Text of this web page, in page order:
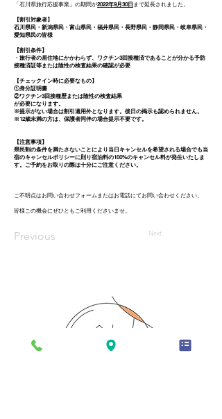
「石川県旅行応援事業」の期間が2022年9月30日 まで延長されました。
【割引対象者】
石川県民・新潟県民・富山県民・福井県民・長野県民・静岡県民・岐阜県民・
愛知県民の皆様
【割引条件】
・旅行者の居住地にかかわらず、ワクチン3回接種済であることが分かる予防
接種済証等または陰性の検査結果の確認が必要
【チェックイン時に必要なもの】
①身分証明書
②ワクチン3回接種歴または陰性の検査結果
が必要になります。
※提示がない場合は割引適用外となります。後日の掲示も認められません。
※12歳未満の方は、保護者同伴の場合提示不要です。
【注意事項】
県民割の条件を満たさないことにより当日キャンセルを希望される場合でも当
宿のキャンセルポリシーに則り宿泊料の100%のキャンセル料が発生いたしま
す。ご予約をお取りの際は十分にご注意ください。
ご不明点はお問い合わせフォームまたはお電話にてお問い合わせください。
皆様この機会にぜひともご利用くださいませ。
Previous Next